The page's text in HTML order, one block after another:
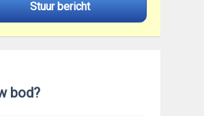
Stuur bericht
bod?